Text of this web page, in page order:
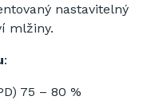
nastavitelný
mlžiny.
:
75 – 80 %